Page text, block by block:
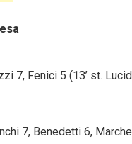
7, Fenici 5 (13’ st.
7, Benedetti 6,